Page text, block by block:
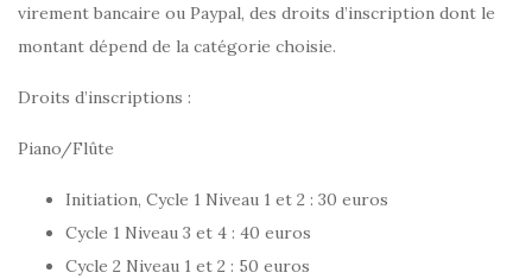
virement bancaire ou Paypal, des droits d’inscription dont le
montant dépend de la catégorie choisie.
Droits d’inscriptions :
Piano/Flûte
Initiation, Cycle 1 Niveau 1 et 2 : 30 euros
Cycle 1 Niveau 3 et 4 : 40 euros
Cycle 2 Niveau 1 et 2 : 50 euros